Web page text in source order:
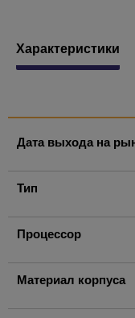
Характеристики
Дата выхода на
Тип
Процессор
Материал корпуса